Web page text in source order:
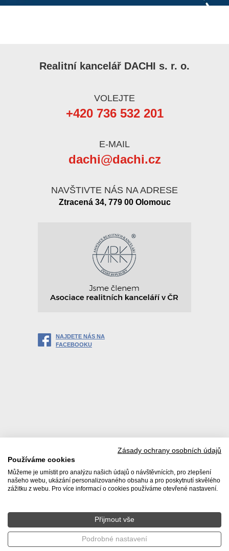
Realitní kancelář DACHI s. r. o.
VOLEJTE
+420 736 532 201
E-MAIL
dachi@dachi.cz
NAVŠTIVTE NÁS NA ADRESE
Ztracená 34, 779 00 Olomouc
NAJDETE NÁS NA
FACEBOOKU
© 2026 Realitní kancelář DACHI s. r. o. |
osobních údajů|Poučení spotřebitele|Ochrana oznamovatelů
Tvorba www stránek WINTERNET s. r. o.
Zásady ochrany osobních údajů
Používáme cookies
Můžeme je umístit pro analýzu našich údajů o návštěvnících, pro zlepšení
našeho webu, ukázání personalizovaného obsahu a pro poskytnutí skvělého
zážitku z webu. Pro více informací o cookies používáme otevřené nastavení.
Přijmout vše
Podrobné nastavení